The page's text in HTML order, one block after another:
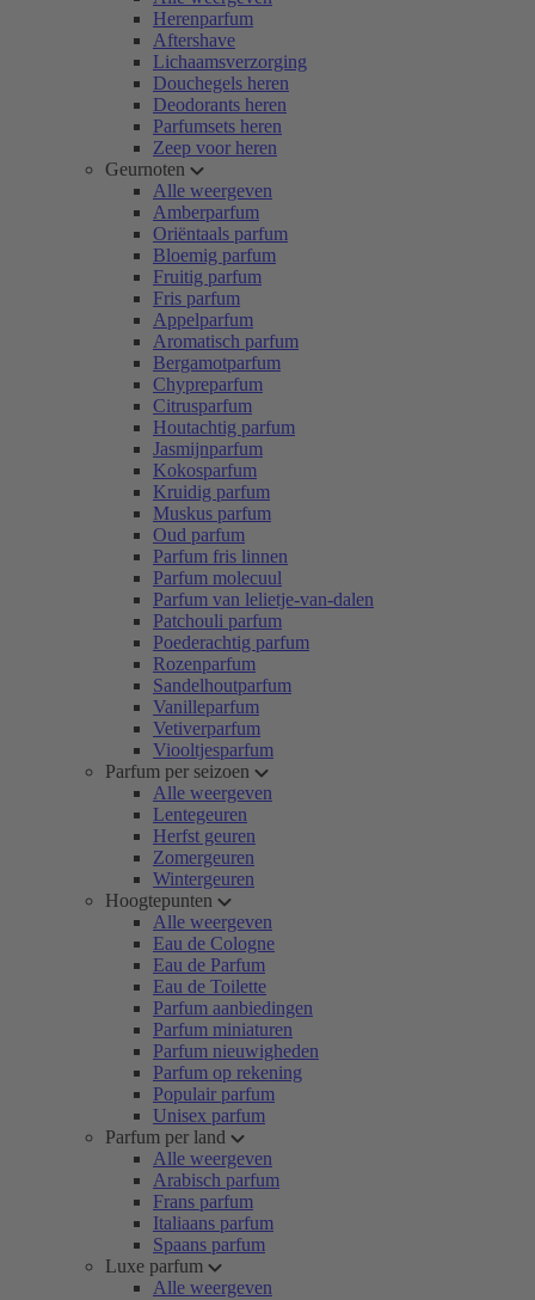
Herenparfum
Aftershave
Lichaamsverzorging
Douchegels heren
Deodorants heren
Parfumsets heren
Zeep voor heren
Geurnoten
Alle weergeven
Amberparfum
Oriëntaals parfum
Bloemig parfum
Fruitig parfum
Fris parfum
Appelparfum
Aromatisch parfum
Bergamotparfum
Chypreparfum
Citrusparfum
Houtachtig parfum
Jasmijnparfum
Kokosparfum
Kruidig parfum
Muskus parfum
Oud parfum
Parfum fris linnen
Parfum molecuul
Parfum van lelietje-van-dalen
Patchouli parfum
Poederachtig parfum
Rozenparfum
Sandelhoutparfum
Vanilleparfum
Vetiverparfum
Viooltjesparfum
Parfum per seizoen
Alle weergeven
Lentegeuren
Herfst geuren
Zomergeuren
Wintergeuren
Hoogtepunten
Alle weergeven
Eau de Cologne
Eau de Parfum
Eau de Toilette
Parfum aanbiedingen
Parfum miniaturen
Parfum nieuwigheden
Parfum op rekening
Populair parfum
Unisex parfum
Parfum per land
Alle weergeven
Arabisch parfum
Frans parfum
Italiaans parfum
Spaans parfum
Luxe parfum
Alle weergeven